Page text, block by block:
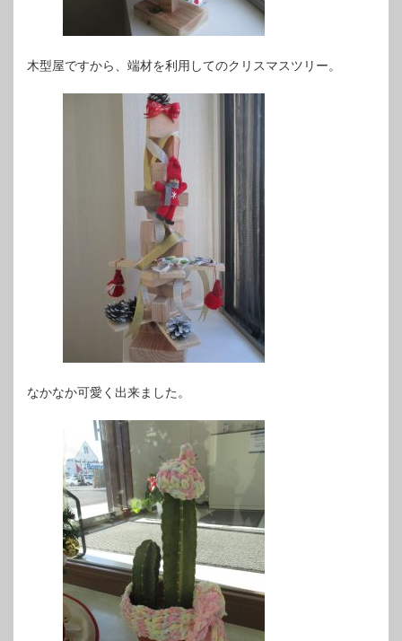
木型屋ですから、端材を利用してのクリスマスツリー。
なかなか可愛く出来ました。